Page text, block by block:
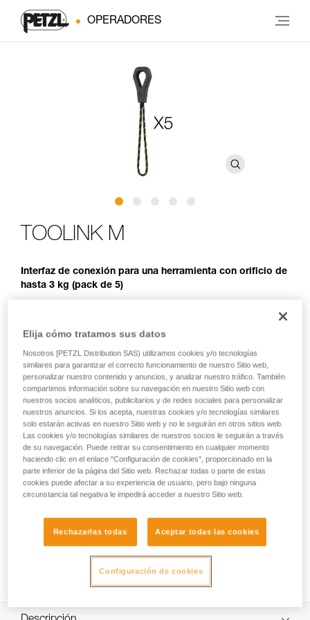
OPERADORES
TOOLINK M
Interfaz de conexión para una herramienta con orificio de
hasta 3 kg (pack de 5)
durante los trabajos en altura. Su punto de conexión
ergonómico permite un mosquetoneo y desmosquetoneo
rápidos para manipulaciones más fáciles.
HOW TO Use our solutions for dropped tool
prevention
Elija cómo tratamos sus datos
Nosotros [PETZL Distribution SAS) utilizamos cookies y/o tecnologías
similares para garantizar el correcto funcionamiento de nuestro Sitio web,
personalizar nuestro contenido y anuncios, y analizar nuestro tráfico. También
compartimos información sobre su navegación en nuestro Sitio web con
nuestros socios analíticos, publicitarios y de redes sociales para personalizar
nuestros anuncios. Si los acepta, nuestras cookies y/o tecnologías similares
solo estarán activas en nuestro Sitio web y no le seguirán en otros sitios web.
Las cookies y/o tecnologías similares de nuestros socios le seguirán a través
de su navegación. Puede retirar su consentimiento en cualquier momento
haciendo clic en el enlace "Configuración de cookies", proporcionado en la
parte inferior de la página del Sitio web. Rechazar todas o parte de estas
cookies puede afectar a su experiencia de usuario, pero bajo ninguna
circunstancia tal negativa le impedirá acceder a nuestro Sitio web.
Rechazarlas todas Aceptar todas las cookies
Configuración de cookies